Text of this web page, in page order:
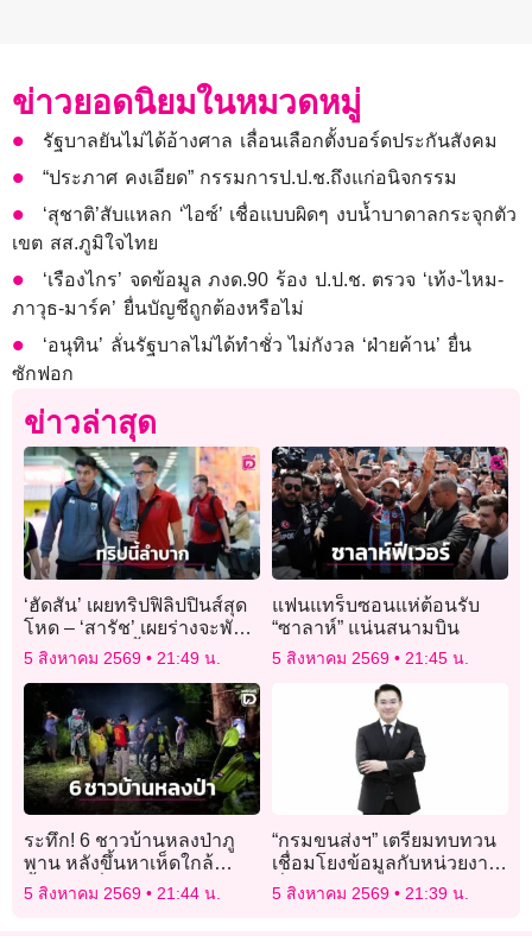
ข่าวยอดนิยมในหมวดหมู่
รัฐบาลยันไม่ได้อ้างศาล เลื่อนเลือกตั้งบอร์ดประกันสังคม
“ประภาศ คงเอียด” กรรมการป.ป.ช.ถึงแก่อนิจกรรม
‘สุชาติ’สับแหลก ‘ไอซ์’ เชื่อแบบผิดๆ งบน้ำบาดาลกระจุกตัว
เขต สส.ภูมิใจไทย
‘เรืองไกร’ จดข้อมูล ภงด.90 ร้อง ป.ป.ช. ตรวจ ‘เท้ง-ไหม-
ภาวุธ-มาร์ค’ ยื่นบัญชีถูกต้องหรือไม่
‘อนุทิน’ ลั่นรัฐบาลไม่ได้ทำชั่ว ไม่กังวล ‘ฝ่ายค้าน’ ยื่น
ซักฟอก
ข่าวล่าสุด
‘ฮัดสัน’ เผยทริปฟิลิปปินส์สุด
โหด – ‘สารัช’ เผยร่างจะพัง
ฝากปรับให้ดีขึ้น
5 สิงหาคม 2569 21:49 น.
แฟนแทร็บซอนแห่ต้อนรับ
“ซาลาห์” แน่นสนามบิน
5 สิงหาคม 2569 21:45 น.
ระทึก! 6 ชาวบ้านหลงป่าภู
พาน หลังขึ้นหาเห็ดใกล้
น้ำตกผาลี่ กู้ภัย-ชาวบ้านเร่งปู
5 สิงหาคม 2569 21:44 น.
“กรมขนส่งฯ” เตรียมทบทวน
เชื่อมโยงข้อมูลกับหน่วยงาน
ที่ขอข้อมูลไปใช้ ยกระดับ
5 สิงหาคม 2569 21:39 น.